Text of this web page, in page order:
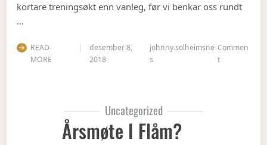
kortare treningsøkt enn vanleg, før vi benkar oss rundt
…
READ
MORE
desember 8,
2018
johnny.solheimsne
s
Commen
ton Julebordet
Uncategorized
Årsmøte I Flåm?